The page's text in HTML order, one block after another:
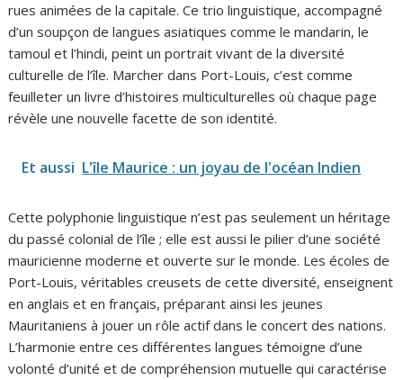
rues animées de la capitale. Ce trio linguistique, accompagné
d’un soupçon de langues asiatiques comme le mandarin, le
tamoul et l’hindi, peint un portrait vivant de la diversité
culturelle de l’île. Marcher dans Port-Louis, c’est comme
feuilleter un livre d’histoires multiculturelles où chaque page
révèle une nouvelle facette de son identité.
Et aussi L'île Maurice : un joyau de l'océan Indien
Cette polyphonie linguistique n’est pas seulement un héritage
du passé colonial de l’île ; elle est aussi le pilier d’une société
mauricienne moderne et ouverte sur le monde. Les écoles de
Port-Louis, véritables creusets de cette diversité, enseignent
en anglais et en français, préparant ainsi les jeunes
Mauritaniens à jouer un rôle actif dans le concert des nations.
L’harmonie entre ces différentes langues témoigne d’une
volonté d’unité et de compréhension mutuelle qui caractérise